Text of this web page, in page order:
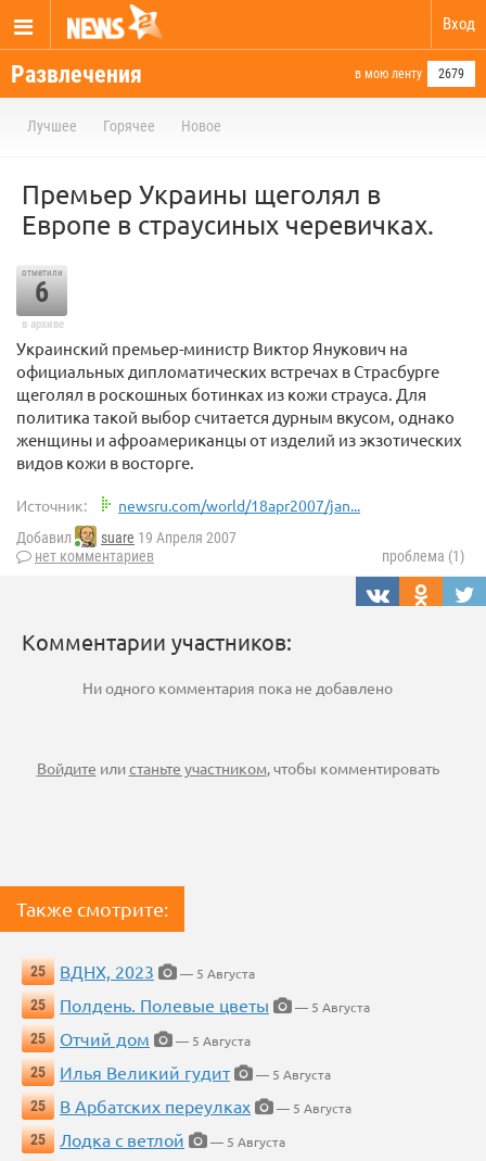
Вход
Развлечения в мою ленту 2679
Лучшее Горячее Новое
Премьер Украины щеголял в
Европе в страусиных черевичках.
отметили
6
в архиве
Украинский премьер-министр Виктор Янукович на
официальных дипломатических встречах в Страсбурге
щеголял в роскошных ботинках из кожи страуса. Для
политика такой выбор считается дурным вкусом, однако
женщины и афроамериканцы от изделий из экзотических
видов кожи в восторге.
Источник: newsru.com/world/18apr2007/jan...
Добавил suare 19 Апреля 2007
нет комментариев
проблема (1)
Комментарии участников:
Ни одного комментария пока не добавлено
Войдите илистаньте участником, чтобы комментировать
Также смотрите:
25 ВДНХ, 2023
— 5 Августа
25
Полдень. Полевые цветы
— 5 Августа
25
Отчий дом
— 5 Августа
25
Илья Великий гудит
— 5 Августа
25
В Арбатских переулках
— 5 Августа
25
Лодка с ветлой
— 5 Августа